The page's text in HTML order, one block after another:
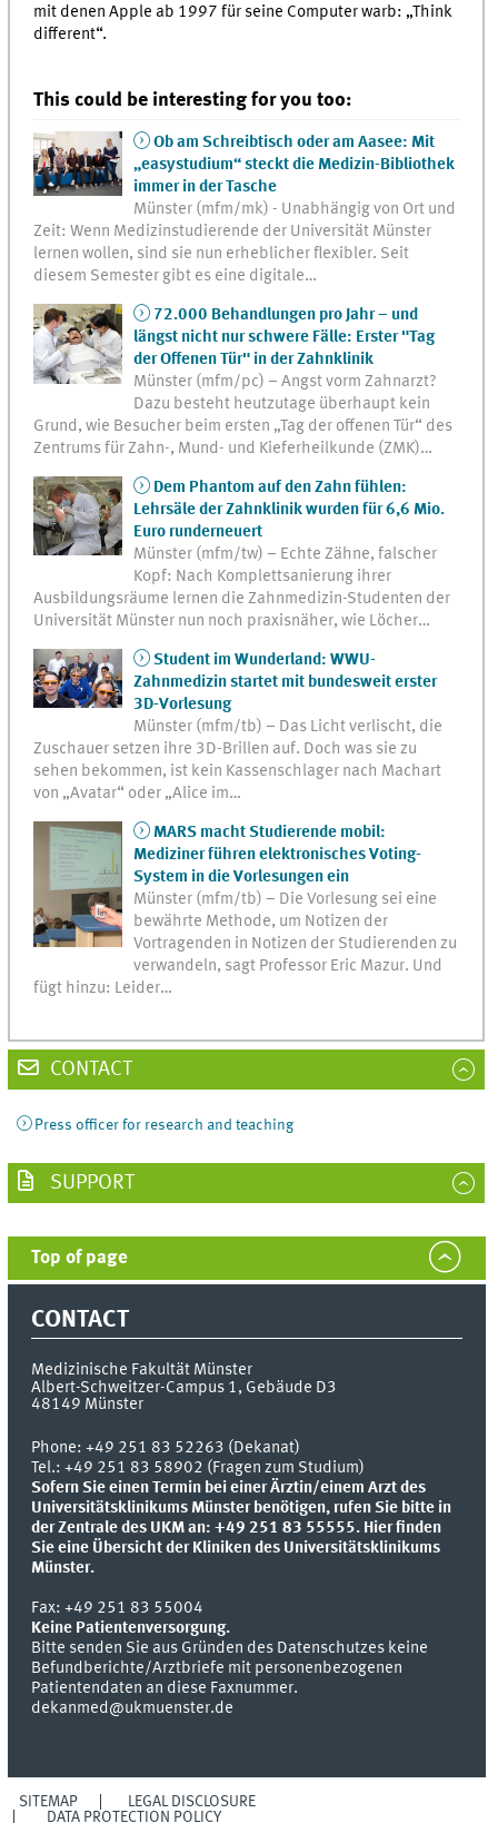
mit denen Apple ab 1997 für seine Computer warb: „Think
different“.
This could be interesting for you too:
Ob am Schreibtisch oder am Aasee: Mit
„easystudium“ steckt die Medizin-Bibliothek
immer in der Tasche
Münster (mfm/mk) - Unabhängig von Ort und
Zeit: Wenn Medizinstudierende der Universität Münster
lernen wollen, sind sie nun erheblicher flexibler. Seit
diesem Semester gibt es eine digitale…
72.000 Behandlungen pro Jahr – und
längst nicht nur schwere Fälle: Erster "Tag
der Offenen Tür" in der Zahnklinik
Münster (mfm/pc) – Angst vorm Zahnarzt?
Dazu besteht heutzutage überhaupt kein
Grund, wie Besucher beim ersten „Tag der offenen Tür“ des
Zentrums für Zahn-, Mund- und Kieferheilkunde (ZMK)…
Dem Phantom auf den Zahn fühlen:
Lehrsäle der Zahnklinik wurden für 6,6 Mio.
Euro runderneuert
Münster (mfm/tw) – Echte Zähne, falscher
Kopf: Nach Komplettsanierung ihrer
Ausbildungsräume lernen die Zahnmedizin-Studenten der
Universität Münster nun noch praxisnäher, wie Löcher…
Student im Wunderland: WWU-
Zahnmedizin startet mit bundesweit erster
3D-Vorlesung
Münster (mfm/tb) – Das Licht verlischt, die
Zuschauer setzen ihre 3D-Brillen auf. Doch was sie zu
sehen bekommen, ist kein Kassenschlager nach Machart
von „Avatar“ oder „Alice im…
MARS macht Studierende mobil:
Mediziner führen elektronisches Voting-
System in die Vorlesungen ein
Münster (mfm/tb) – Die Vorlesung sei eine
bewährte Methode, um Notizen der
Vortragenden in Notizen der Studierenden zu
verwandeln, sagt Professor Eric Mazur. Und
fügt hinzu: Leider…
CONTACT
Press officer for research and teaching
SUPPORT
Top of page
CONTACT
Medizinische Fakultät Münster
Albert-Schweitzer-Campus 1, Gebäude D3
48149 Münster
Phone:+49 251 83 52263 (Dekanat)
Tel.: +49 251 83 58902 (Fragen zum Studium)
Sofern Sie einen Termin bei einer Ärztin/einem Arzt des
Universitätsklinikums Münster benötigen, rufen Sie bitte in
der Zentrale des UKM an: +49 251 83 55555. Hier finden
Sie eine Übersicht der Kliniken des Universitätsklinikums
Münster.
Fax:+49 251 83 55004
Keine Patientenversorgung.
Bitte senden Sie aus Gründen des Datenschutzes keine
Befundberichte/Arztbriefe mit personenbezogenen
Patientendaten an diese Faxnummer.
dekanmed@ukmuenster.de
SITEMAP
LEGAL DISCLOSURE
DATA PROTECTION POLICY